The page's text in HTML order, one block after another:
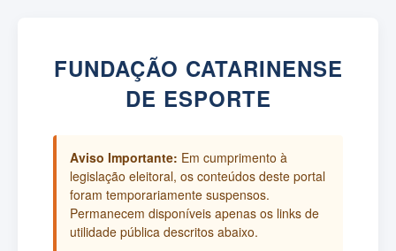
FUNDAÇÃO CATARINENSE
DE ESPORTE
Aviso Importante: Em cumprimento à
legislação eleitoral, os conteúdos deste portal
foram temporariamente suspensos.
Permanecem disponíveis apenas os links de
utilidade pública descritos abaixo.